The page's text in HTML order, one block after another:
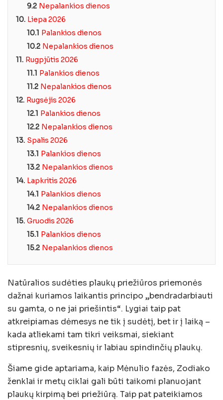
9.2 Nepalankios dienos
10. Liepa 2026
10.1 Palankios dienos
10.2 Nepalankios dienos
11. Rugpjūtis 2026
11.1 Palankios dienos
11.2 Nepalankios dienos
12. Rugsėjis 2026
12.1 Palankios dienos
12.2 Nepalankios dienos
13. Spalis 2026
13.1 Palankios dienos
13.2 Nepalankios dienos
14. Lapkritis 2026
14.1 Palankios dienos
14.2 Nepalankios dienos
15. Gruodis 2026
15.1 Palankios dienos
15.2 Nepalankios dienos
Natūralios sudėties plaukų priežiūros priemonės
dažnai kuriamos laikantis principo „bendradarbiauti
su gamta, o ne jai priešintis“. Lygiai taip pat
atkreipiamas dėmesys ne tik į sudėtį, bet ir į laiką –
kada atliekami tam tikri veiksmai, siekiant
stipresnių, sveikesnių ir labiau spindinčių plaukų.
Šiame gide aptariama, kaip Mėnulio fazės, Zodiako
ženklai ir metų ciklai gali būti taikomi planuojant
plaukų kirpimą bei priežiūrą. Taip pat pateikiamos